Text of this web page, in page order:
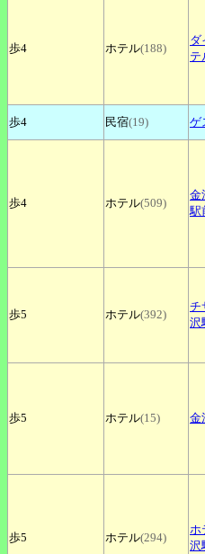
歩4 ホテル(188)
ダ
テ
歩4
民宿(19) ゲ
歩4 ホテル(509)
金
駅
歩5 ホテル(392)
チ
沢
歩5 ホテル(15) 金
歩5 ホテル(294)
ホ
沢